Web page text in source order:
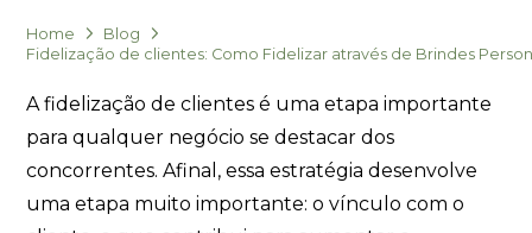
Home
Blog
Fidelização de clientes: Como Fidelizar através de Brindes
A fidelização de clientes é uma etapa importante
para qualquer negócio se destacar dos
concorrentes. Afinal, essa estratégia desenvolve
uma etapa muito importante: o vínculo com o
online